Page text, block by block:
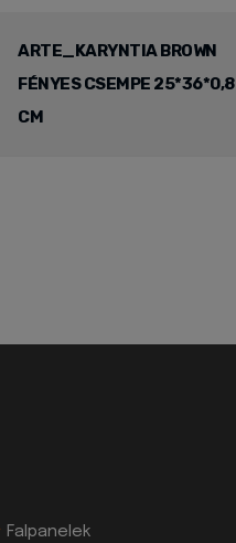
ARTE_KARYNTIA BROWN
FÉNYES CSEMPE 25*36*0,8
CM
Falpanelek